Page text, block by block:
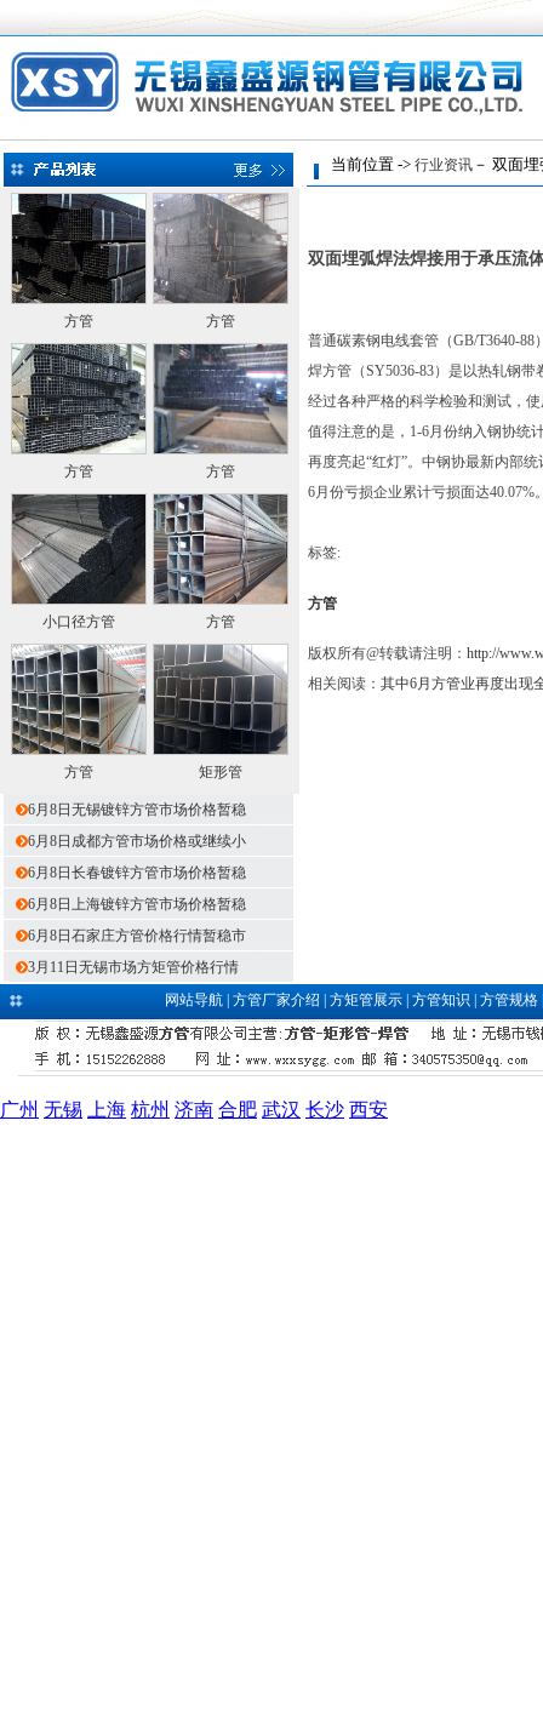
方管 方管
方管 方管
小口径方管 方管
方管 矩形管
6月8日无锡镀锌方管市场价格暂稳
6月8日成都方管市场价格或继续小
6月8日长春镀锌方管市场价格暂稳
6月8日上海镀锌方管市场价格暂稳
6月8日石家庄方管价格行情暂稳市
3月11日无锡市场方矩管价格行情
当前位置 -> 行业资讯 － 双面
双面埋弧焊法焊接用于承压流
普通碳素钢电线套管（GB/T3640-
焊方管（SY5036-83）是以热轧钢
经过各种严格的科学检验和测试，
值得注意的是，1-6月份纳入钢协统
再度亮起“红灯”。中钢协最新内部
6月份亏损企业累计亏损面达40.07%
标签:
方管
版权所有@转载请注明： http://
相关阅读： 其中6月方管业再度出现
网站导航| 方管厂家介绍 方矩管展示| 方管知识 方管规格
广州 无锡 上海 杭州 济南 合肥 武汉 长沙 西安